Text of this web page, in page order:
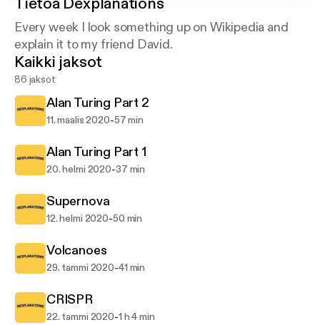
Every week I look something up on Wikipedia and
explain it to my friend David.
Kaikki jaksot
86 jaksot
Alan Turing Part 2
11. maalis 2020-57 min
Alan Turing Part 1
20. helmi 2020-37 min
Supernova
12. helmi 2020-50 min
Volcanoes
29. tammi 2020-41 min
CRISPR
22. tammi 2020-1 h 4 min